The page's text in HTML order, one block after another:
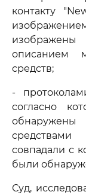
контакту
описанием
средств;
-
согласно
совпадали с
были
Суд,